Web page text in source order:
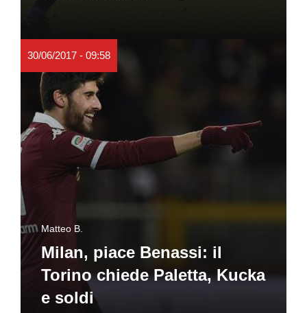
30/06/2017 - 09:58
Matteo B.
Milan, piace Benassi: il
Torino chiede Paletta, Kucka
e soldi